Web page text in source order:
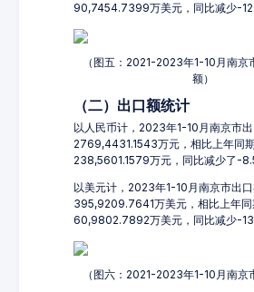
90,7454.7399万美元，同比减少-
（图五：2021-2023年1-10月南京
额）
（二）出口额统计
以人民币计，2023年1-10月南京市
2769,4431.1543万元，相比上年同
238,5601.1579万元，同比减少了-
以美元计，2023年1-10月南京市出
395,9209.7641万美元，相比上年同
60,9802.7892万美元，同比减少-
（图六：2021-2023年1-10月南京